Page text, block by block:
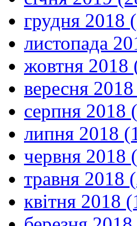
грудня 2018
листопада
жовтня 2018
вересня
серпня 2018
липня 2018
червня 2018
травня 2018
квітня 2018